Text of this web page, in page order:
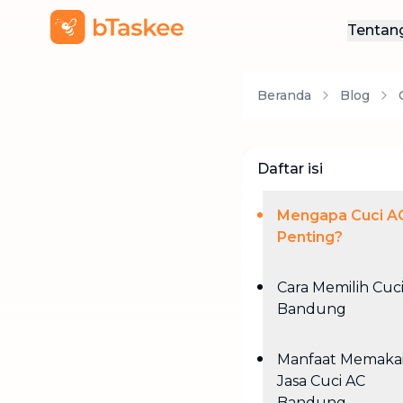
Beranda Blog
Daftar isi
Mengapa Cuci
Penting?
Cara Memilih
Bandung
Manfaat Memakai
Jasa Cuci AC